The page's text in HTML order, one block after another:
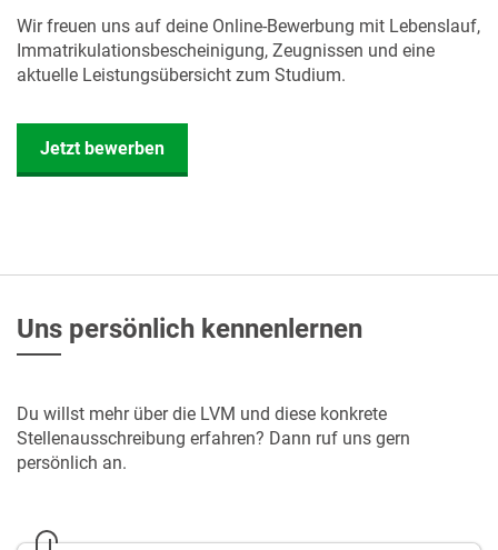
Wir freuen uns auf deine Online-Bewerbung mit Lebenslauf,
Immatrikulationsbescheinigung, Zeugnissen und eine
aktuelle Leistungsübersicht zum Studium.
Jetzt bewerben
Uns persönlich kennenlernen
Du willst mehr über die LVM und diese konkrete
Stellenausschreibung erfahren? Dann ruf uns gern
persönlich an.